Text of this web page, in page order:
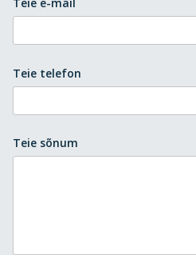
Teie telefon
Teie sõnum